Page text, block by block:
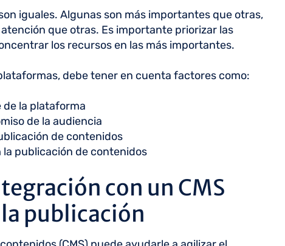
iguales. Algunas son más importantes que otras,
que otras. Es importante priorizar las
los recursos en las más importantes.
debe tener en cuenta factores como:
de la plataforma
de la audiencia
de contenidos
publicación de contenidos
con un CMS
publicación